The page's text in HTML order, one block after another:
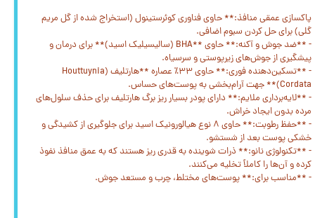
پاکسازی عمقی منافذ:** حاوی فناوری کوئرستینول (استخراج شده از گل مریم
گلی) برای حل کردن سبوم اضافی.
- **ضد جوش و آکنه:** حاوی **BHA (سالیسیلیک اسید)** برای درمان و
پیشگیری از جوش‌های زیرپوستی و سرسیاه.
- **تسکین‌دهنده فوری:** حاوی ۳۳٪ عصاره **هارتلیف (Houttuynia
Cordata)** جهت آرام‌بخشی به پوست‌های حساس.
- **لایه‌برداری ملایم:** دارای پودر بسیار ریز برگ هارتلیف برای حذف سلول‌های
مرده بدون ایجاد خراش.
- **حفظ رطوبت:** حاوی ۸ نوع هیالورونیک اسید برای جلوگیری از کشیدگی و
خشکی پوست بعد از شستشو.
- **تکنولوژی نانو:** ذرات شوینده به قدری ریز هستند که به عمق منافذ نفوذ
کرده و آن‌ها را کاملاً تخلیه می‌کنند.
- **مناسب برای:** پوست‌های مختلط، چرب و مستعد جوش.